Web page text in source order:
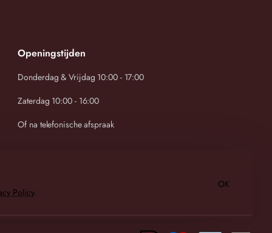
Policy.
OK
Openingstijden
Donderdag & Vrijdag 10:00 - 17:00
Zaterdag 10:00 - 16:00
Of na telefonische afspraak